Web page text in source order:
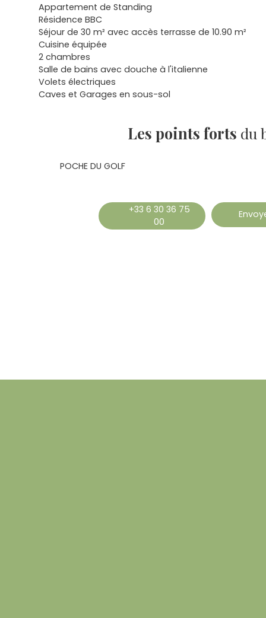
Appartement de Standing
Résidence BBC
Séjour de 30 m² avec accès terrasse de 10.90 m²
Cuisine équipée
2 chambres
Salle de bains avec douche à l'italienne
Volets électriques
Caves et Garages en sous-sol
Les points forts du
POCHE DU GOLF
+33 6 30 36 75
00